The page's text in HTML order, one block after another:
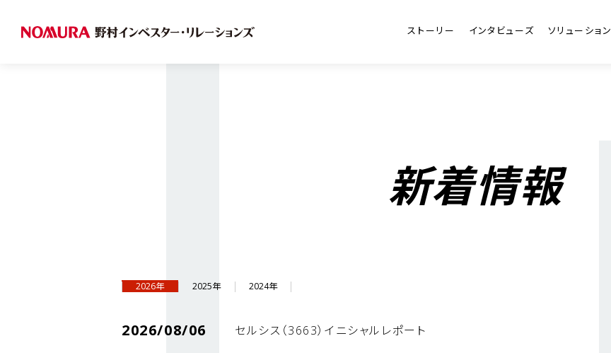
ストーリー インタビューズ ソリューション
新着情報
2026年 2025年 2024年
2026/08/06 セルシス（3663）イニシャルレポート